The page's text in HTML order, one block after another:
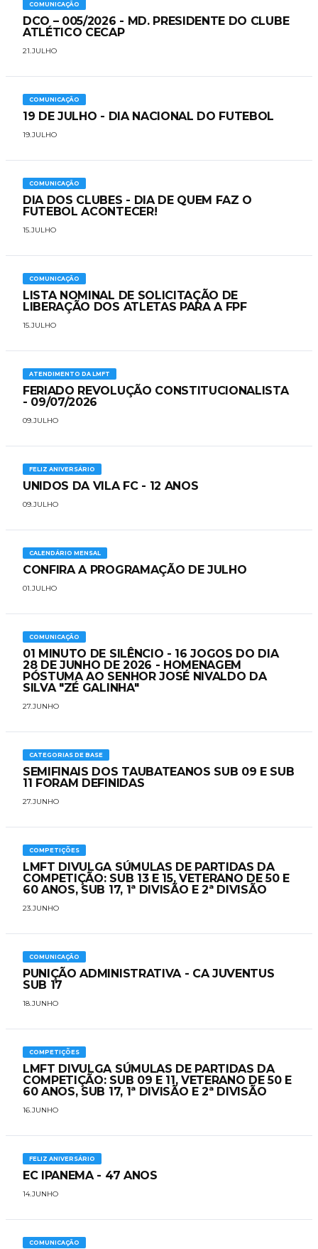
COMUNICAÇÃO
DCO – 005/2026 - MD. PRESIDENTE DO CLUBE
ATLÉTICO CECAP
21.JULHO
COMUNICAÇÃO
19 DE JULHO - DIA NACIONAL DO FUTEBOL
19.JULHO
COMUNICAÇÃO
DIA DOS CLUBES - DIA DE QUEM FAZ O
FUTEBOL ACONTECER!
15.JULHO
COMUNICAÇÃO
LISTA NOMINAL DE SOLICITAÇÃO DE
LIBERAÇÃO DOS ATLETAS PARA A FPF
15.JULHO
ATENDIMENTO DA LMFT
FERIADO REVOLUÇÃO CONSTITUCIONALISTA
- 09/07/2026
09.JULHO
FELIZ ANIVERSÁRIO
UNIDOS DA VILA FC - 12 ANOS
09.JULHO
CALENDÁRIO MENSAL
CONFIRA A PROGRAMAÇÃO DE JULHO
01.JULHO
COMUNICAÇÃO
01 MINUTO DE SILÊNCIO - 16 JOGOS DO DIA
28 DE JUNHO DE 2026 - HOMENAGEM
PÓSTUMA AO SENHOR JOSÉ NIVALDO DA
SILVA "ZÉ GALINHA"
27.JUNHO
CATEGORIAS DE BASE
SEMIFINAIS DOS TAUBATEANOS SUB 09 E SUB
11 FORAM DEFINIDAS
27.JUNHO
COMPETIÇÕES
LMFT DIVULGA SÚMULAS DE PARTIDAS DA
COMPETIÇÃO: SUB 13 E 15, VETERANO DE 50 E
60 ANOS, SUB 17, 1ª DIVISÃO E 2ª DIVISÃO
23.JUNHO
COMUNICAÇÃO
PUNIÇÃO ADMINISTRATIVA - CA JUVENTUS
SUB 17
18.JUNHO
COMPETIÇÕES
LMFT DIVULGA SÚMULAS DE PARTIDAS DA
COMPETIÇÃO: SUB 09 E 11, VETERANO DE 50 E
60 ANOS, SUB 17, 1ª DIVISÃO E 2ª DIVISÃO
16.JUNHO
FELIZ ANIVERSÁRIO
EC IPANEMA - 47 ANOS
14.JUNHO
COMUNICAÇÃO